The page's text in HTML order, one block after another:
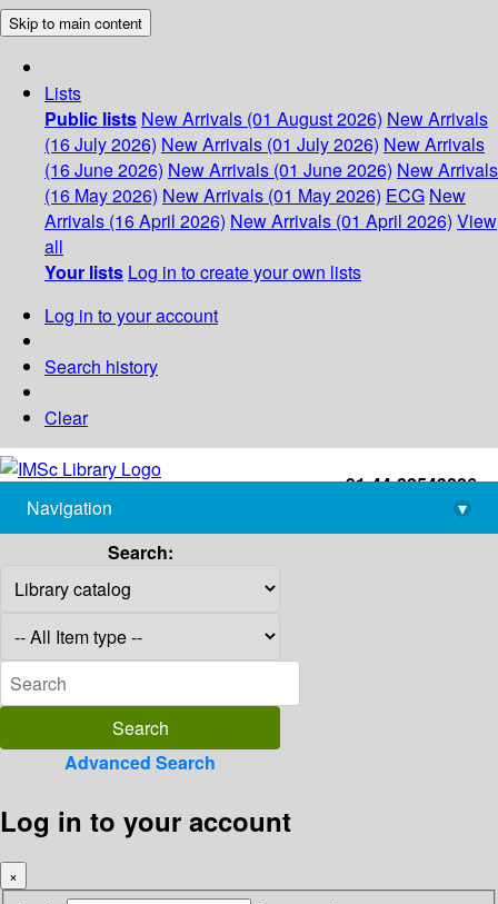
Skip to main content
Lists
Public lists New Arrivals (01 August 2026) New Arrivals
(16 July 2026) New Arrivals (01 July 2026) New Arrivals
(16 June 2026) New Arrivals (01 June 2026) New Arrivals
(16 May 2026) New Arrivals (01 May 2026) ECG New
Arrivals (16 April 2026) New Arrivals (01 April 2026) View
all
Your lists Log in to create your own lists
Log in to your account
Search history
Clear
+91-44-22543226
library@imsc.res.in
Navigation
▾
Search:
Advanced Search
Log in to your account
×